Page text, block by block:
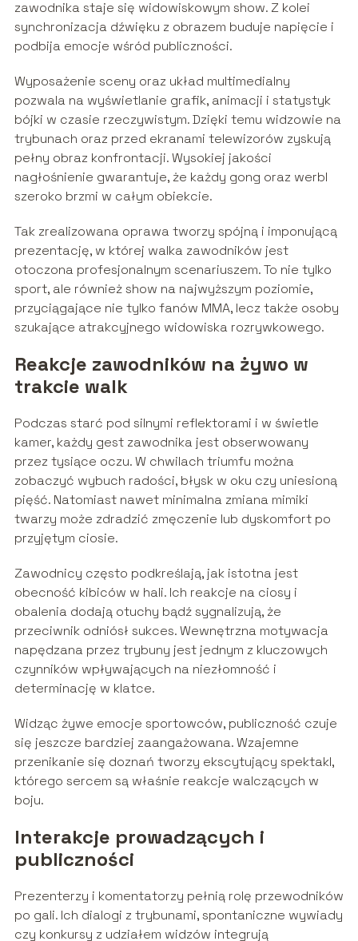
zawodnika staje się widowiskowym show. Z kolei
synchronizacja dźwięku z obrazem buduje napięcie i
podbija emocje wśród publiczności.
Wyposażenie sceny oraz układ multimedialny
pozwala na wyświetlanie grafik, animacji i statystyk
bójki w czasie rzeczywistym. Dzięki temu widzowie na
trybunach oraz przed ekranami telewizorów zyskują
pełny obraz konfrontacji. Wysokiej jakości
nagłośnienie gwarantuje, że każdy gong oraz werbl
szeroko brzmi w całym obiekcie.
Tak zrealizowana oprawa tworzy spójną i imponującą
prezentację, w której walka zawodników jest
otoczona profesjonalnym scenariuszem. To nie tylko
sport, ale również show na najwyższym poziomie,
przyciągające nie tylko fanów MMA, lecz także osoby
szukające atrakcyjnego widowiska rozrywkowego.
Reakcje zawodników na żywo w
trakcie walk
Podczas starć pod silnymi reflektorami i w świetle
kamer, każdy gest zawodnika jest obserwowany
przez tysiące oczu. W chwilach triumfu można
zobaczyć wybuch radości, błysk w oku czy uniesioną
pięść. Natomiast nawet minimalna zmiana mimiki
twarzy może zdradzić zmęczenie lub dyskomfort po
przyjętym ciosie.
Zawodnicy często podkreślają, jak istotna jest
obecność kibiców w hali. Ich reakcje na ciosy i
obalenia dodają otuchy bądź sygnalizują, że
przeciwnik odniósł sukces. Wewnętrzna motywacja
napędzana przez trybuny jest jednym z kluczowych
czynników wpływających na niezłomność i
determinację w klatce.
Widząc żywe emocje sportowców, publiczność czuje
się jeszcze bardziej zaangażowana. Wzajemne
przenikanie się doznań tworzy ekscytujący spektakl,
którego sercem są właśnie reakcje walczących w
boju.
Interakcje prowadzących i
publiczności
Prezenterzy i komentatorzy pełnią rolę przewodników
po gali. Ich dialogi z trybunami, spontaniczne wywiady
czy konkursy z udziałem widzów integrują